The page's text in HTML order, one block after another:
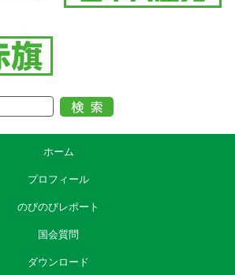
ホーム
プロフィール
のびのびレポート
国会質問
ダウンロード